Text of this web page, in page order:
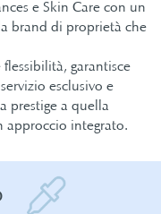
e Skin Care con un
brand di proprietà che
garantisce
esclusivo e
prestige a quella
approccio integrato.